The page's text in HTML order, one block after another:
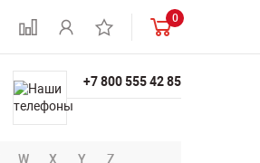
0
+7 800 555 42 85
W X Y Z